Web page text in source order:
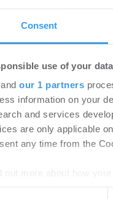
Consent
use of your data
our 1 partners
information on your
and services
are only applicable
any time from the
in
monatlich
Kredit